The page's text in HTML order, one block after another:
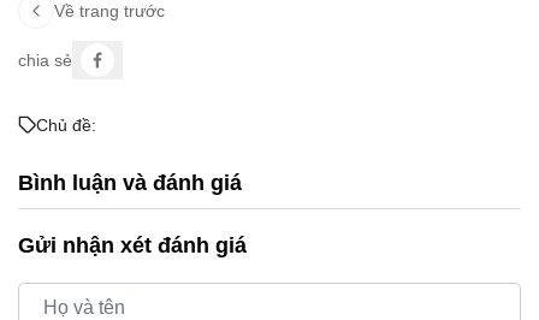
Về trang trước
chia sẻ
Chủ đề:
Bình luận và đánh giá
Gửi nhận xét đánh giá